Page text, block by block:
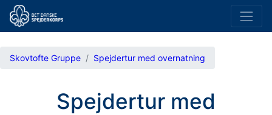
Skovtofte Gruppe Spejdertur med overnatning
Spejdertur med